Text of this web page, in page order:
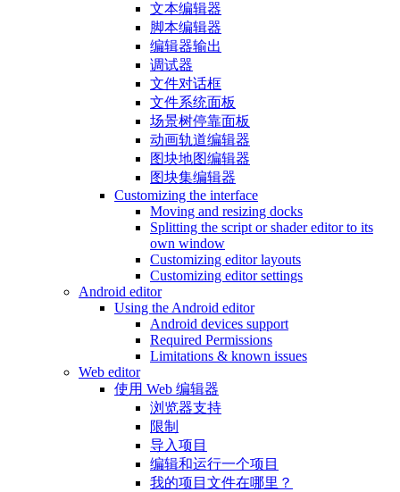
文本编辑器
脚本编辑器
编辑器输出
调试器
文件对话框
文件系统面板
场景树停靠面板
动画轨道编辑器
图块地图编辑器
图块集编辑器
Customizing the interface
Moving and resizing docks
Splitting the script or shader editor to its
own window
Customizing editor layouts
Customizing editor settings
Android editor
Using the Android editor
Android devices support
Required Permissions
Limitations & known issues
Web editor
使用 Web 编辑器
浏览器支持
限制
导入项目
编辑和运行一个项目
我的项目文件在哪里？